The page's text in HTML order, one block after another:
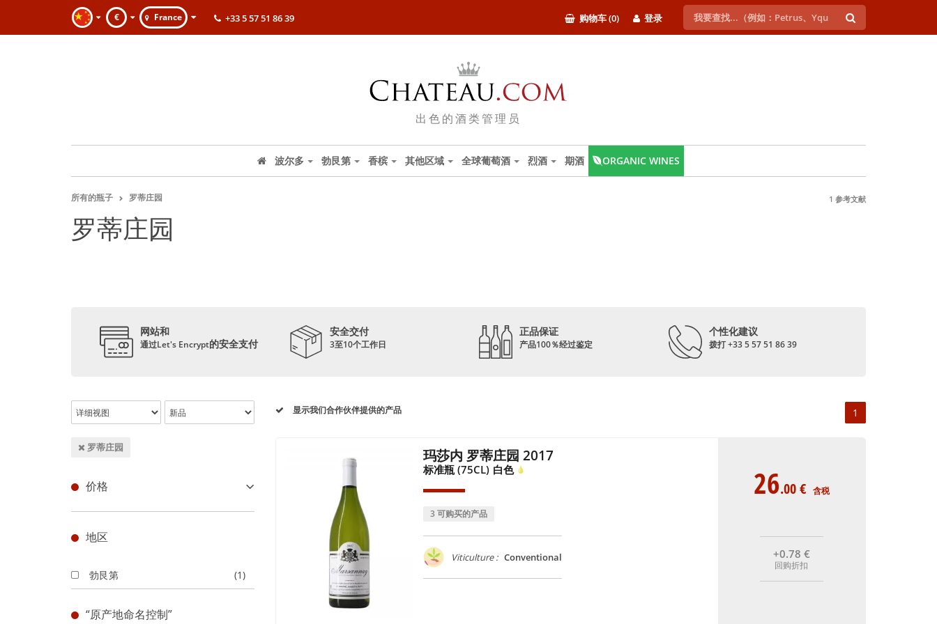
€ France 登录
购物车 (0)
+33 5 57 51 86 39
出色的酒类管理员
波尔多 勃艮第 香槟 其他区域 全球葡萄酒 烈酒 期酒 ORGANIC WINES
所有的瓶子 罗蒂庄园 1 参考文献
罗蒂庄园
网站和
通过Let's Encrypt的安全支付
安全交付
3至10个工作日
正品保证
产品100％经过鉴定
个性化建议
拨打 +33 5 57 51 86 39
显示我们合作伙伴提供的产品 1
罗蒂庄园
价格
地区
勃艮第 (1)
“原产地命名控制”
玛莎内 罗蒂庄园 2017
标准瓶 (75CL) 白色
3 可购买的产品
Viticulture : Conventional
26.00€ 含税
+0.78 €
回购折扣